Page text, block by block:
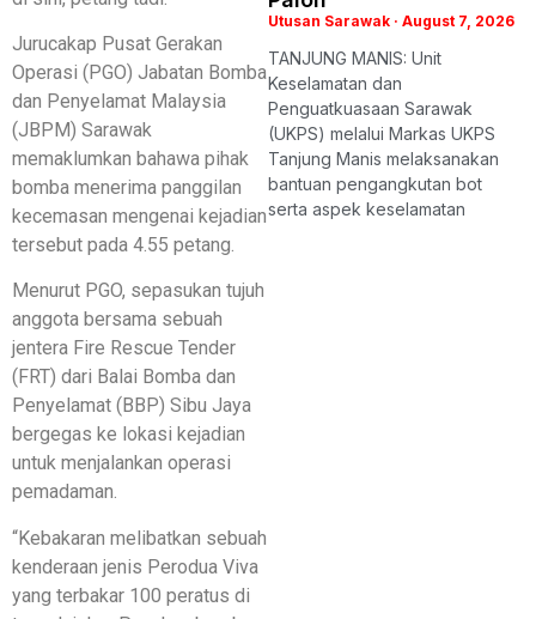
Jurucakap Pusat Gerakan
Operasi (PGO) Jabatan Bomba
dan Penyelamat Malaysia
(JBPM) Sarawak
memaklumkan bahawa pihak
bomba menerima panggilan
kecemasan mengenai kejadian
tersebut pada 4.55 petang.
Menurut PGO, sepasukan tujuh
anggota bersama sebuah
jentera Fire Rescue Tender
(FRT) dari Balai Bomba dan
Penyelamat (BBP) Sibu Jaya
bergegas ke lokasi kejadian
untuk menjalankan operasi
pemadaman.
“Kebakaran melibatkan sebuah
kenderaan jenis Perodua Viva
yang terbakar 100 peratus di
Utusan Sarawak August 7, 2026
TANJUNG MANIS: Unit
Keselamatan dan
Penguatkuasaan Sarawak
(UKPS) melalui Markas UKPS
Tanjung Manis melaksanakan
bantuan pengangkutan bot
serta aspek keselamatan